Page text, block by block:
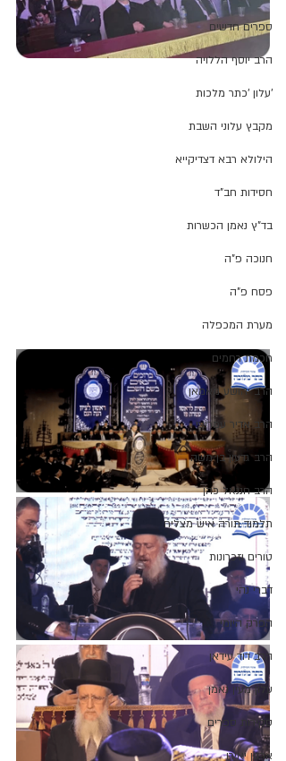
ספרים חדשים
הרב יוסף הללויה
'עלון 'כתר מלכות
מקבץ עלוני השבת
הילולא רבא דצדיקייא
חסידות חב"ד
בד"ץ נאמן הכשרות
חנוכה פ"ה
פסח פ"ה
מערת המכפלה
חכמת רחמים
הרב יהושע מאמאן
הרב אדיר עמרוצי
הרב גדעון בן משה
הרב חננאל כהן
תלמוד תורה איש מצליח
טורים וזכרונות
דברי נהי
הפרק היומי
הרב דוד עידאן
עלון מעין נאמן
סקירות ספרים
ארגון יאירו